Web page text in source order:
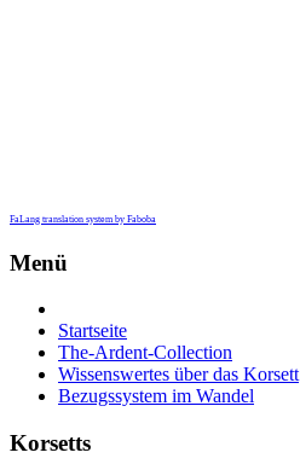
FaLang translation system by Faboba
Menü
Startseite
The-Ardent-Collection
Wissenswertes über das Korsett
Bezugssystem im Wandel
Korsetts